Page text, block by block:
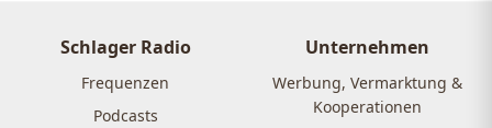
Schlager Radio
Frequenzen
Podcasts
Unternehmen
Werbung, Vermarktung &
Kooperationen